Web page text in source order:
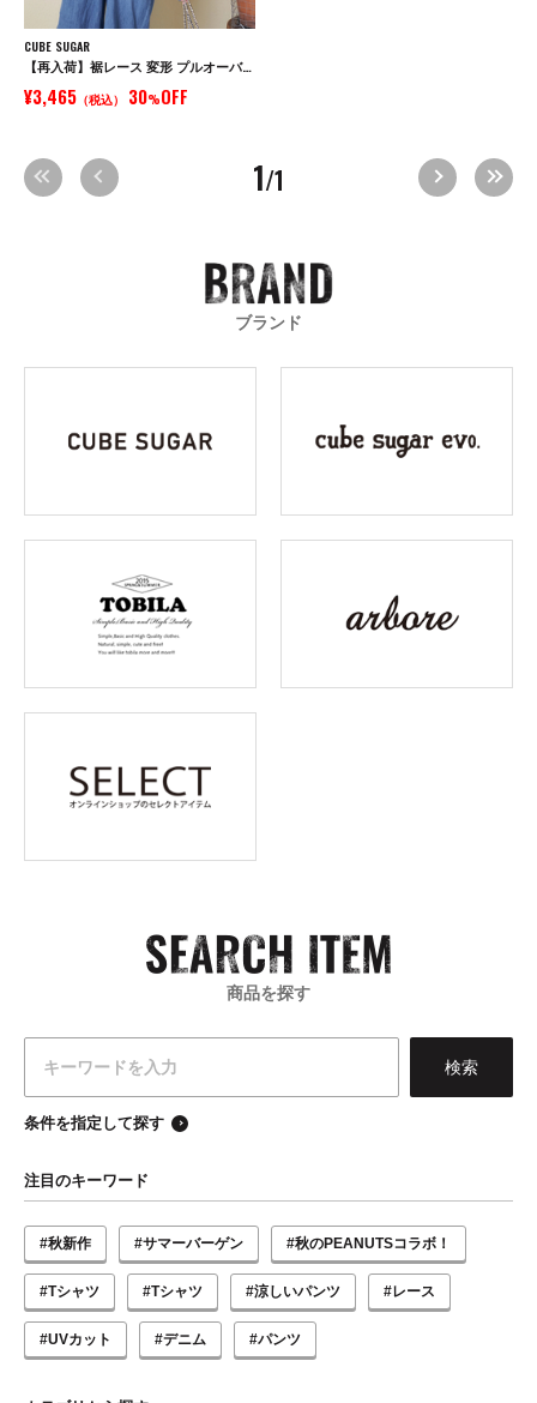
CUBE SUGAR
【再入荷】裾レース 変形 プルオーバー Tシャツ
¥3,465 （税込） 30%OFF
1/1
ブランド
商品を探す
条件を指定して探す
注目のキーワード
#秋新作 #サマーバーゲン #秋のPEANUTSコラボ！
#Tシャツ #Tシャツ #涼しいパンツ #レース
#UVカット #デニム #パンツ